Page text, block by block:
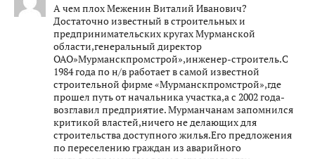
А чем плох Меженин Виталий Иванович?
Достаточно известный в строительных и
предпринимательских кругах Мурманской
области,генеральный директор
ОАО»Мурманскпромстрой»,инженер-строитель.С
1984 года по н/в работает в самой известной
строительной фирме «Мурманскпромстрой»,где
прошел путь от начальника участка,а с 2002 года-
возглавил предприятие. Мурманчанам запомнился
критикой властей,ничего не делающих для
строительства доступного жилья.Его предложения
по переселению граждан из аварийного